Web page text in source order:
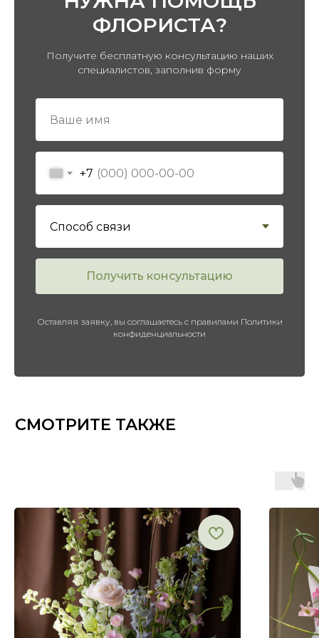
ФЛОРИСТА?
Получите бесплатную консультацию наших
специалистов, заполнив форму
+7
Получить консультацию
Оставляя заявку, вы соглашаетесь с правилами Политики
конфиденциальности
ПЕРЕЙТИ В КАТАЛОГ